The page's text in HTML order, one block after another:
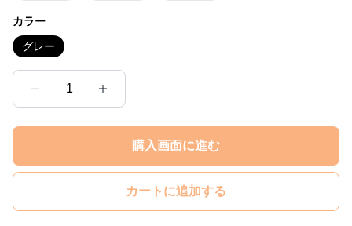
カラー
グレー
1
購入画面に進む
カートに追加する